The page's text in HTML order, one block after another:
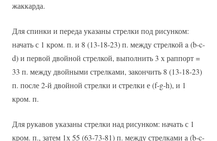
жаккарда.
Для спинки и переда указаны стрелки под рисунком:
начать с 1 кром. п. и 8 (13-18-23) п. между стрелкой a (b-c-
d) и первой двойной стрелкой, выполнить 3 х раппорт =
33 п. между двойными стрелками, закончить 8 (13-18-23)
п. после 2-й двойной стрелки и стрелки е (f-g-h), и 1
кром. п.
Для рукавов указаны стрелки над рисунком: начать с 1
кром. п., затем 1х 55 (63-73-81) п. между стрелками a (b-c-